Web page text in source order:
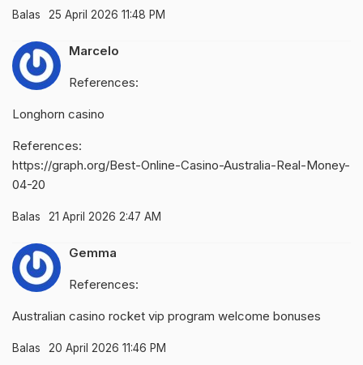
Balas 25 April 2026 11:48 PM
Marcelo
References:
Longhorn casino
References:
https://graph.org/Best-Online-Casino-Australia-Real-Money-
04-20
Balas 21 April 2026 2:47 AM
Gemma
References:
Australian casino rocket vip program welcome bonuses
Balas 20 April 2026 11:46 PM